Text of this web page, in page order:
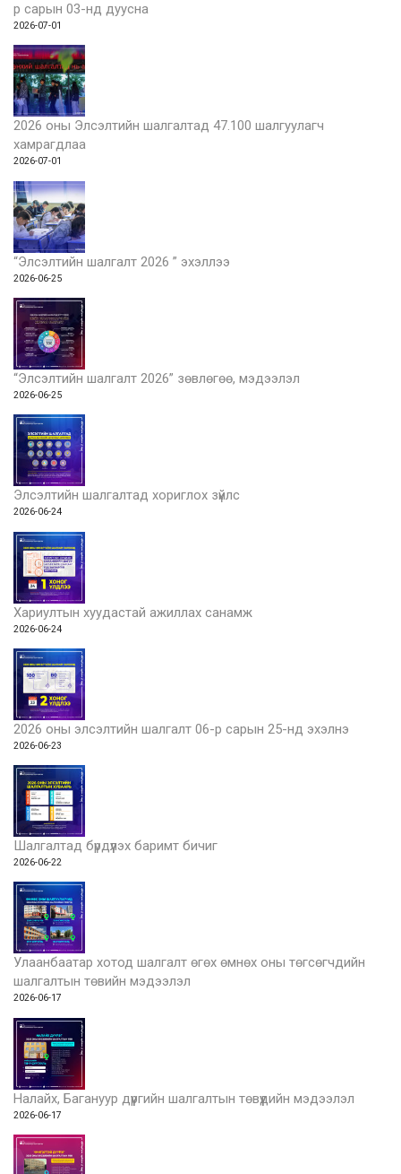
р сарын 03-нд дуусна
2026-07-01
2026 оны Элсэлтийн шалгалтад 47.100 шалгуулагч
хамрагдлаа
2026-07-01
“Элсэлтийн шалгалт 2026 ” эхэллээ
2026-06-25
“Элсэлтийн шалгалт 2026” зөвлөгөө, мэдээлэл
2026-06-25
Элсэлтийн шалгалтад хориглох зүйлс
2026-06-24
Хариултын хуудастай ажиллах санамж
2026-06-24
2026 оны элсэлтийн шалгалт 06-р сарын 25-нд эхэлнэ
2026-06-23
Шалгалтад бүрдүүлэх баримт бичиг
2026-06-22
Улаанбаатар хотод шалгалт өгөх өмнөх оны төгсөгчдийн
шалгалтын төвийн мэдээлэл
2026-06-17
Налайх, Багануур дүүргийн шалгалтын төвүүдийн мэдээлэл
2026-06-17